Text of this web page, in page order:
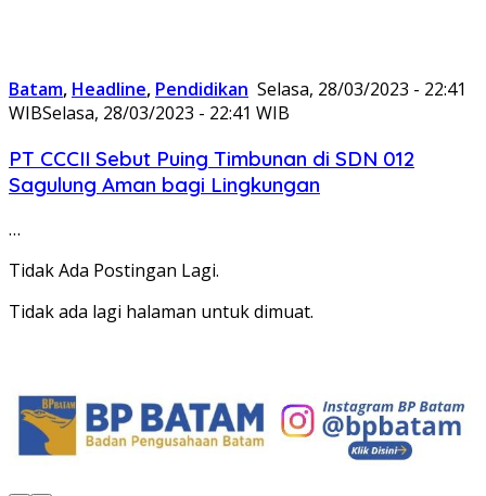
Batam, Headline, Pendidikan Selasa, 28/03/2023 - 22:41
WIBSelasa, 28/03/2023 - 22:41 WIB
PT CCCII Sebut Puing Timbunan di SDN 012
Sagulung Aman bagi Lingkungan
…
Tidak Ada Postingan Lagi.
Tidak ada lagi halaman untuk dimuat.